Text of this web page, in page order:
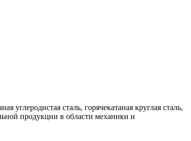
углеродистая сталь, горячекатаная круглая сталь,
продукции в области механики и